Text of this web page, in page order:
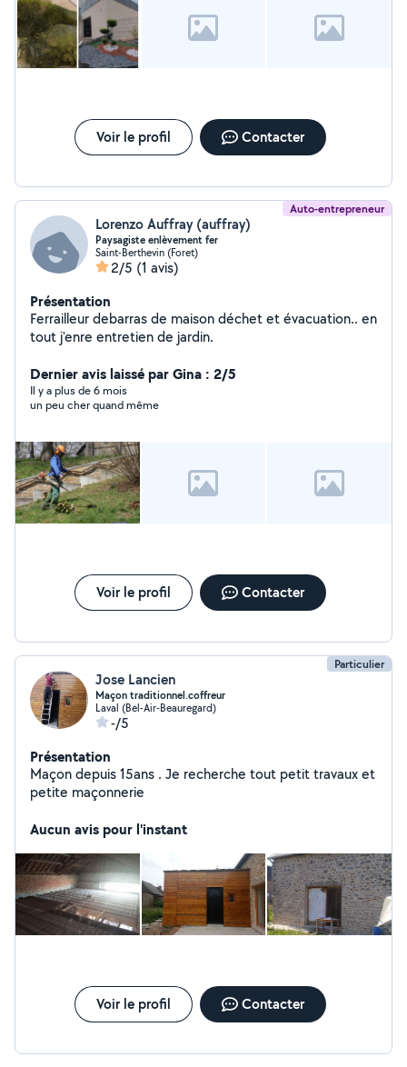
Voir le profil Contacter
Auto-entrepreneur
Lorenzo Auffray (auffray)
Paysagiste enlèvement fer
Saint-Berthevin (Foret)
2/5 (1 avis)
Présentation
Ferrailleur debarras de maison déchet et évacuation.. en
tout j'enre entretien de jardin.
Dernier avis laissé par Gina : 2/5
Il y a plus de 6 mois
un peu cher quand même
Voir le profil Contacter
Particulier
Jose Lancien
Maçon traditionnel.coffreur
Laval (Bel-Air-Beauregard)
-/5
Présentation
Maçon depuis 15ans . Je recherche tout petit travaux et
petite maçonnerie
Aucun avis pour l'instant
Voir le profil Contacter